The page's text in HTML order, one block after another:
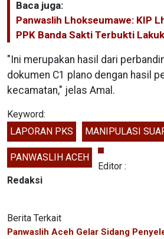
Baca juga:
Panwaslih Lhokseumawe: KIP
PPK Banda Sakti Terbukti
"Ini merupakan hasil dari
dokumen C1 plano dengan hasil
kecamatan," jelas Amal.
Keyword:
LAPORAN PKS
MANIPULASI
PANWASLIH ACEH
Editor :
Redaksi
Berita Terkait
Panwaslih Aceh Gelar Sidang